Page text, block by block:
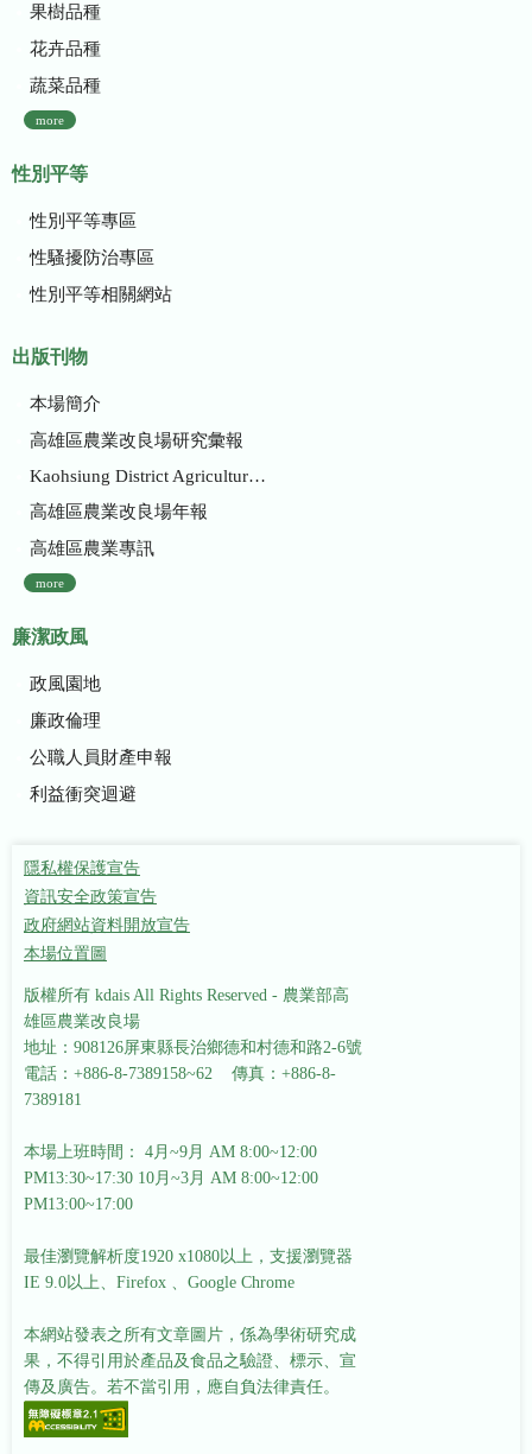
果樹品種
花卉品種
蔬菜品種
more
性別平等
性別平等專區
性騷擾防治專區
性別平等相關網站
出版刊物
本場簡介
高雄區農業改良場研究彙報
Kaohsiung District Agricultural Research and Extension Station
高雄區農業改良場年報
高雄區農業專訊
more
廉潔政風
政風園地
廉政倫理
公職人員財產申報
利益衝突迴避
隱私權保護宣告
資訊安全政策宣告
政府網站資料開放宣告
本場位置圖
版權所有 kdais All Rights Reserved - 農業部高
雄區農業改良場
地址：908126屏東縣長治鄉德和村德和路2-6號
電話：+886-8-7389158~62 傳真：+886-8-
7389181
本場上班時間： 4月~9月 AM 8:00~12:00
PM13:30~17:30 10月~3月 AM 8:00~12:00
PM13:00~17:00
最佳瀏覽解析度1920 x1080以上，支援瀏覽器
IE 9.0以上、Firefox 、Google Chrome
本網站發表之所有文章圖片，係為學術研究成
果，不得引用於產品及食品之驗證、標示、宣
傳及廣告。若不當引用，應自負法律責任。